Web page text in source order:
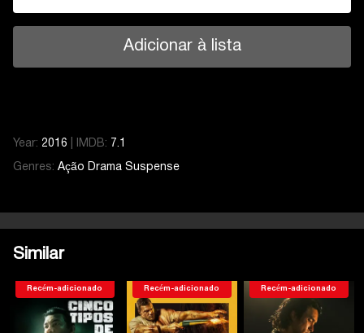
Adicionar à lista
Year: 2016 IMDB: 7.1
Genres: Ação Drama Suspense
Similar
Recém-adicionado Recém-adicionado Recém-adicionado